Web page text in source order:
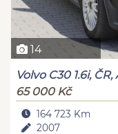
14
Volvo C30 1.6i,
65 000 Kč
164 723 Km
2007